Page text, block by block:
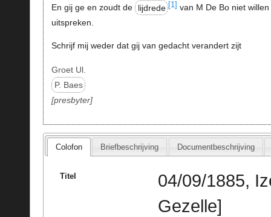
En gij ge en zoudt de lijdrede [1] van M De Bo niet willen
uitspreken.
Schrijf mij weder dat gij van gedacht verandert zijt
Groet Ul.
P. Baes
presbyter
Colofon Briefbeschrijving Documentbeschrijving
Titel
04/09/1885,
Gezelle]